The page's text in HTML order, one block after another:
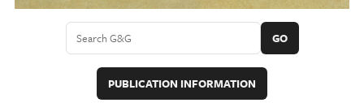
GO
PUBLICATION INFORMATION